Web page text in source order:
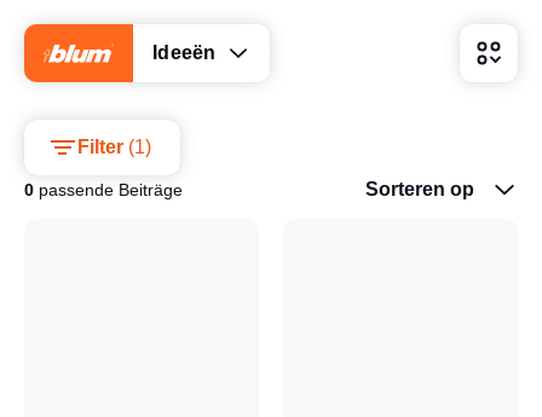
Ideeën
Filter (1)
0 passende Beiträge Sorteren op